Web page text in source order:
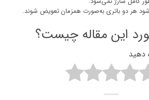
هر دو باتری به‌صورت همزمان تعویض شوند.
این مقاله چیست؟